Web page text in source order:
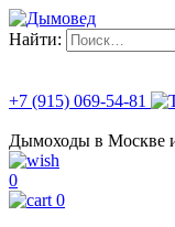
Найти:
+7 (915) 069-54-81
Дымоходы в Москве
0
0